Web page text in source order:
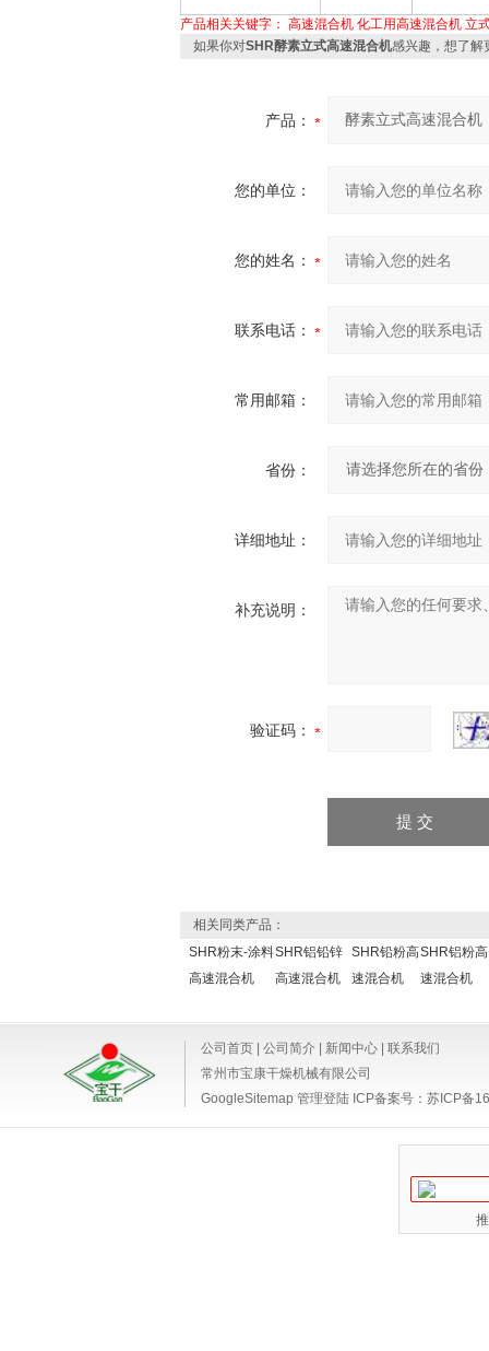
产品相关关键字： 高速混合机 化工用高速混合机 立
如果你对SHR酵素立式高速混合机感兴趣，想了解
产品：
您的单位：
您的姓名：
联系电话：
常用邮箱：
省份：
详细地址：
补充说明：
验证码：
相关同类产品：
SHR粉末-涂料
高速混合机
SHR铝铅锌
高速混合机
SHR铅粉高
速混合机
SHR铝粉高
速混合机
公司首页 公司简介 新闻中心
联系我们
常州市宝康干燥机械有限公司
GoogleSitemap 管理登陆 ICP备案号： 苏ICP备